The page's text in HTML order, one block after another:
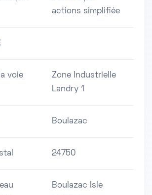
actions simplifiée
voie
Zone Industrielle
Landry 1
Boulazac
24750
Boulazac Isle